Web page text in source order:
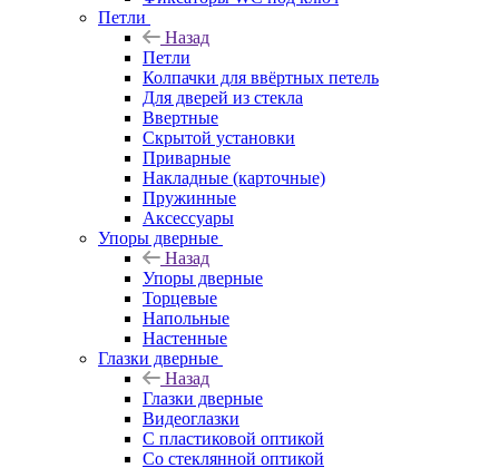
Петли
Назад
Петли
Колпачки для ввёртных петель
Для дверей из стекла
Ввертные
Скрытой установки
Приварные
Накладные (карточные)
Пружинные
Аксессуары
Упоры дверные
Назад
Упоры дверные
Торцевые
Напольные
Настенные
Глазки дверные
Назад
Глазки дверные
Видеоглазки
С пластиковой оптикой
Со стеклянной оптикой